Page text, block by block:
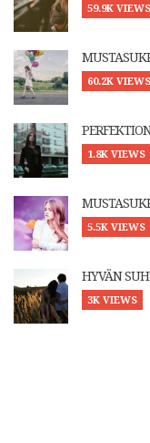
59.9K VIEWS
60.2K VIEWS
1.8K VIEWS
5.5K VIEWS
HYVÄN
3K VIEWS